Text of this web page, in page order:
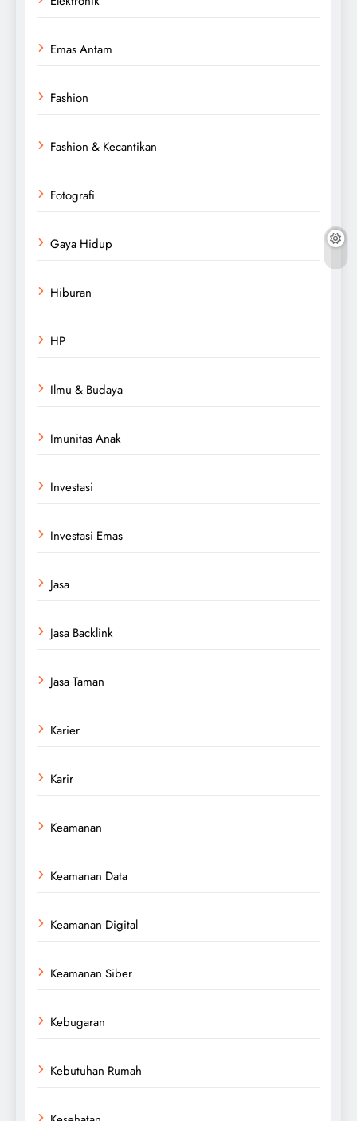
Emas Antam
Fashion
Fashion & Kecantikan
Fotografi
Gaya Hidup
Hiburan
HP
Ilmu & Budaya
Imunitas Anak
Investasi
Investasi Emas
Jasa
Jasa Backlink
Jasa Taman
Karier
Karir
Keamanan
Keamanan Data
Keamanan Digital
Keamanan Siber
Kebugaran
Kebutuhan Rumah